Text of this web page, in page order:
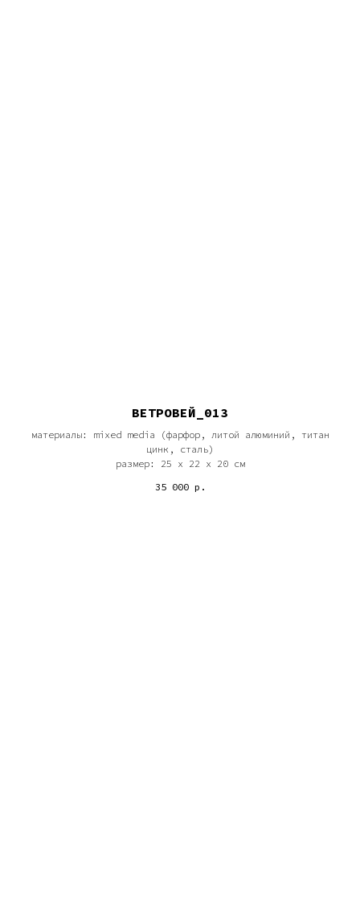
ВЕТРОВЕЙ_013
материалы: mixed media (фарфор, литой алюминий, титан
цинк, сталь)
размер: 25 х 22 х 20 см
35 000 р.